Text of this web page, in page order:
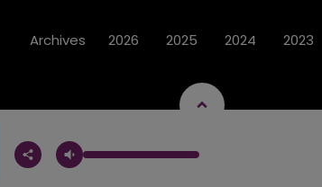
Archives 2026 2025 2024 2023